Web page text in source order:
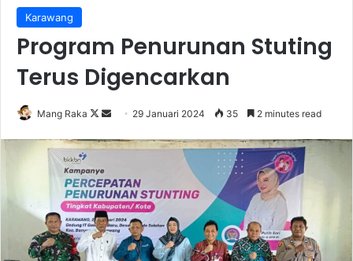
Karawang
Program Penurunan Stuting
Terus Digencarkan
Mang Raka
Follow
X
Send
email
29 Januari 2024 35 2 minutes read